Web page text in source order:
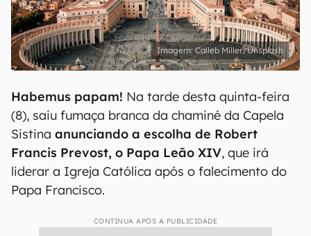
Calleb Miller/Unsplash
Habemus papam! Na tarde desta quinta-feira
(8), saiu fumaça branca da chaminé da Capela
Sistina anunciando a escolha de Robert
Francis Prevost, o Papa Leão XIV, que irá
liderar a Igreja Católica após o falecimento do
Papa Francisco.
CONTINUA APÓS A PUBLICIDADE